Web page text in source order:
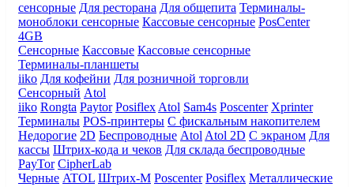
сенсорные Для ресторана Для общепита Терминалы-
моноблоки сенсорные Кассовые сенсорные PosCenter
4GB
Сенсорные Кассовые Кассовые сенсорные
Терминалы-планшеты
iiko Для кофейни Для розничной торговли
Сенсорный Atol
iiko Rongta Paytor Posiflex Atol Sam4s Poscenter Xprinter
Терминалы POS-принтеры С фискальным накопителем
Недорогие 2D Беспроводные Atol Atol 2D С экраном Для
кассы Штрих-кода и чеков Для склада беспроводные
PayTor CipherLab
Черные ATOL Штрих-М Poscenter Posiflex Металлические